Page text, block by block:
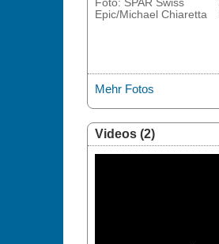
Foto: SPAR Swiss
Epic/Michael Chiaretta
Mehr Fotos
Videos (2)